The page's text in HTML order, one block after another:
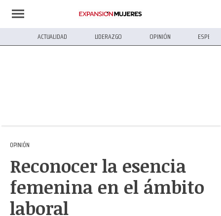
ACTUALIDAD LIDERAZGO OPINIÓN
OPINIÓN
Reconocer la esencia
femenina en el ámbito
laboral